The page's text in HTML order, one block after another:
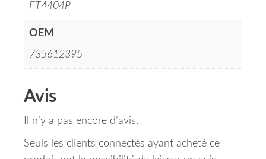
FT4404P
OEM
735612395
Avis
Il n’y a pas encore d’avis.
Seuls les clients connectés ayant acheté ce